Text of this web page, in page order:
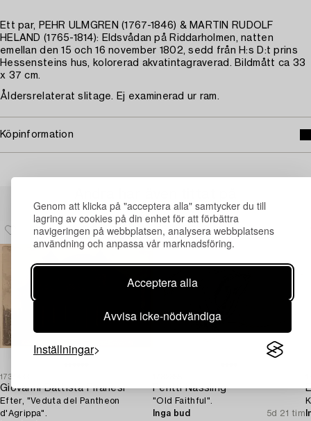
Genom att klicka på "acceptera alla" samtycker du till
lagring av cookies på din enhet för att förbättra
navigeringen på webbplatsen, analysera webbplatsens
användning och anpassa vår marknadsföring.
Acceptera alla
Avvisa icke-nödvändiga
Inställningar
Ett par, PEHR ULMGREN (1767-1846) & MARTIN RUDOLF
HELAND (1765-1814): Eldsvådan på Riddarholmen, natten
emellan den 15 och 16 november 1802, sedd från H:s D:t prins
Hessensteins hus, kolorerad akvatintagraverad. Bildmått ca 33
x 37 cm.
Åldersrelaterat slitage. Ej examinerad ur ram.
Köpinformation
1731433
Giovanni Battista Piranesi
Efter, "Veduta del Pantheon
d'Agrippa".
Pentti Nässling
"Old Faithful".
Inga bud
5d 21 tim